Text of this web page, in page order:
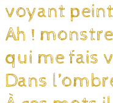
voyant
Ah !
qui me fais
Dans